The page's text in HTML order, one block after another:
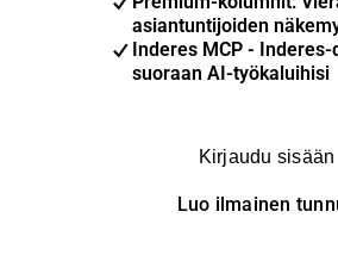
asiantuntijoiden
Inderes MCP - Inderes-
suoraan AI-työkaluihisi
Kirjaudu sisään
Luo ilmainen